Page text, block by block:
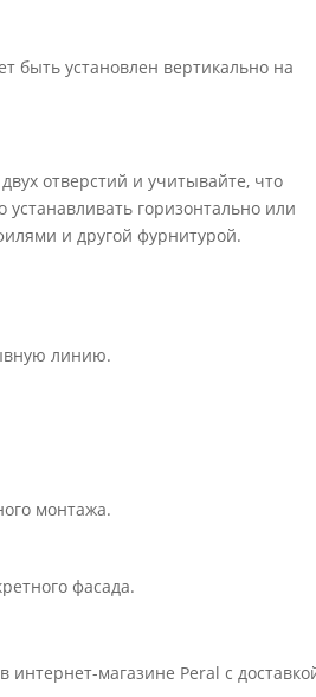
быть установлен вертикально на
отверстий и учитывайте, что
горизонтально или
и другой фурнитурой.
линию.
монтажа.
фасада.
магазине Peral с